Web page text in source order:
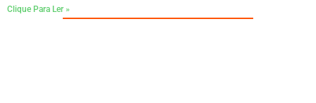
Clique Para Ler »